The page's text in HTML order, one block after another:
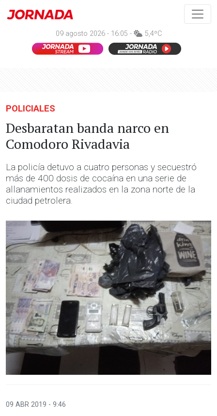
09 agosto 2026 - 16:05 - 5,4ºC
POLICIALES
Desbaratan banda narco en
Comodoro Rivadavia
La policía detuvo a cuatro personas y secuestró
más de 400 dosis de cocaína en una serie de
allanamientos realizados en la zona norte de la
ciudad petrolera.
09 ABR 2019 - 9:46